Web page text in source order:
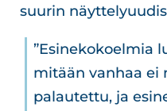
suurin
”Esinekokoelmia
mitään vanhaa ei
palautettu, ja